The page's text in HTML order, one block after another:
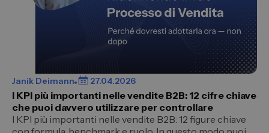
Janik Deimann 27.04.2026
I KPI più importanti nelle vendite B2B: 12 ​​cifre chiave
che puoi davvero utilizzare per controllare
I KPI più importanti nelle vendite B2B: 12 ​​figure chiave